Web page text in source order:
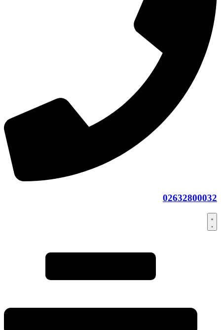
02632800032